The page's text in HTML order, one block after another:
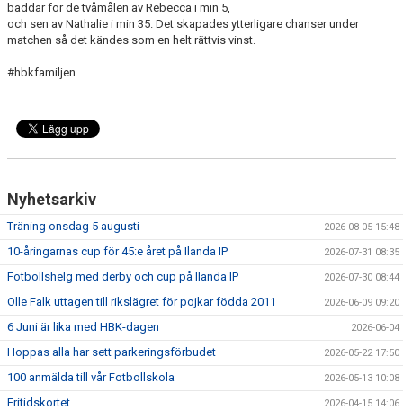
FÖRENINGSDOKUMENT_GAMLA
bäddar för de tvåmålen av Rebecca i min 5,
och sen av Nathalie i min 35. Det skapades ytterligare chanser under
matchen så det kändes som en helt rättvis vinst.
#hbkfamiljen
Nyhetsarkiv
Träning onsdag 5 augusti 2026-08-05 15:48
10-åringarnas cup för 45:e året på Ilanda IP 2026-07-31 08:35
Fotbollshelg med derby och cup på Ilanda IP 2026-07-30 08:44
Olle Falk uttagen till rikslägret för pojkar födda 2011 2026-06-09 09:20
6 Juni är lika med HBK-dagen 2026-06-04
Hoppas alla har sett parkeringsförbudet 2026-05-22 17:50
100 anmälda till vår Fotbollskola 2026-05-13 10:08
Fritidskortet 2026-04-15 14:06